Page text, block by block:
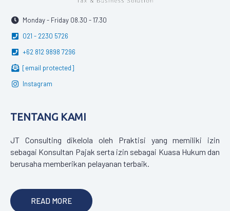
Monday - Friday 08.30 - 17.30
021 - 2230 5726
+62 812 9898 7296
[email protected]
Instagram
TENTANG KAMI
JT Consulting dikelola oleh Praktisi yang memiliki izin
sebagai Konsultan Pajak serta izin sebagai Kuasa Hukum dan
berusaha memberikan pelayanan terbaik.
READ MORE